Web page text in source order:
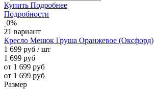
Купить Подробнее
Подробности
0%
21 вариант
Кресло Мешок Груша Оранжевое (Оксфорд)
1 699 руб / шт
1 699 руб
от 1 699 руб
от 1 699 руб
Размер